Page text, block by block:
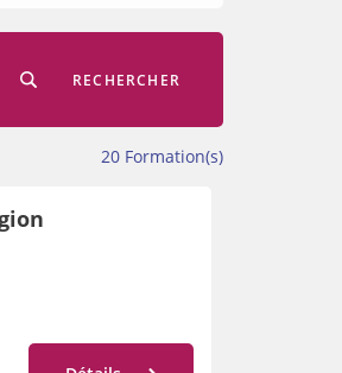
RECHERCHER
20 Formation(s)